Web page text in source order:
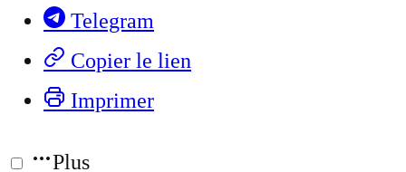
Telegram
Copier le lien
Imprimer
Plus